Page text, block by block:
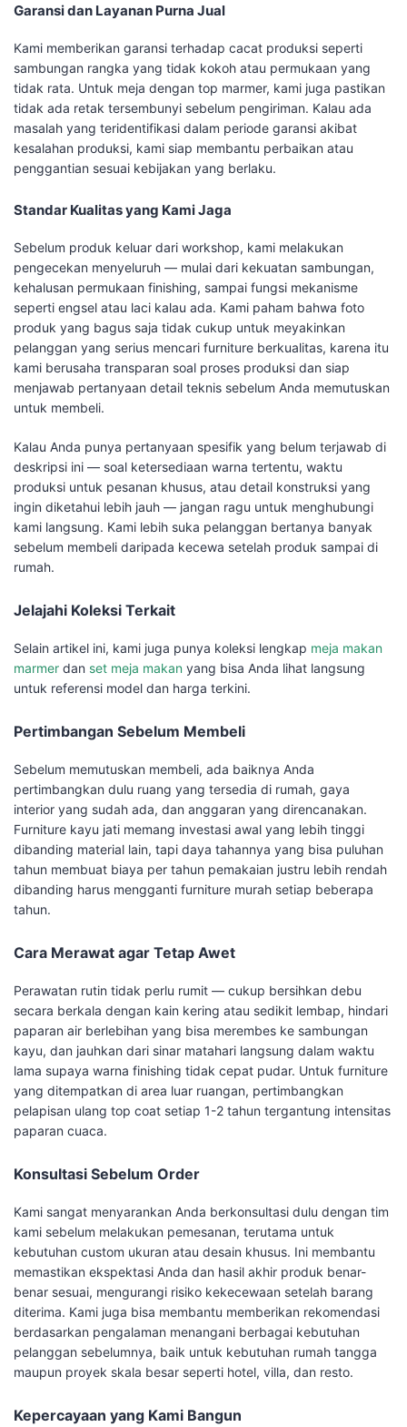
Garansi dan Layanan Purna Jual
Kami memberikan garansi terhadap cacat produksi seperti
sambungan rangka yang tidak kokoh atau permukaan yang
tidak rata. Untuk meja dengan top marmer, kami juga pastikan
tidak ada retak tersembunyi sebelum pengiriman. Kalau ada
masalah yang teridentifikasi dalam periode garansi akibat
kesalahan produksi, kami siap membantu perbaikan atau
penggantian sesuai kebijakan yang berlaku.
Standar Kualitas yang Kami Jaga
Sebelum produk keluar dari workshop, kami melakukan
pengecekan menyeluruh — mulai dari kekuatan sambungan,
kehalusan permukaan finishing, sampai fungsi mekanisme
seperti engsel atau laci kalau ada. Kami paham bahwa foto
produk yang bagus saja tidak cukup untuk meyakinkan
pelanggan yang serius mencari furniture berkualitas, karena itu
kami berusaha transparan soal proses produksi dan siap
menjawab pertanyaan detail teknis sebelum Anda memutuskan
untuk membeli.
Kalau Anda punya pertanyaan spesifik yang belum terjawab di
deskripsi ini — soal ketersediaan warna tertentu, waktu
produksi untuk pesanan khusus, atau detail konstruksi yang
ingin diketahui lebih jauh — jangan ragu untuk menghubungi
kami langsung. Kami lebih suka pelanggan bertanya banyak
sebelum membeli daripada kecewa setelah produk sampai di
rumah.
Jelajahi Koleksi Terkait
Selain artikel ini, kami juga punya koleksi lengkap meja makan
marmer dan set meja makan yang bisa Anda lihat langsung
untuk referensi model dan harga terkini.
Pertimbangan Sebelum Membeli
Sebelum memutuskan membeli, ada baiknya Anda
pertimbangkan dulu ruang yang tersedia di rumah, gaya
interior yang sudah ada, dan anggaran yang direncanakan.
Furniture kayu jati memang investasi awal yang lebih tinggi
dibanding material lain, tapi daya tahannya yang bisa puluhan
tahun membuat biaya per tahun pemakaian justru lebih rendah
dibanding harus mengganti furniture murah setiap beberapa
tahun.
Cara Merawat agar Tetap Awet
Perawatan rutin tidak perlu rumit — cukup bersihkan debu
secara berkala dengan kain kering atau sedikit lembap, hindari
paparan air berlebihan yang bisa merembes ke sambungan
kayu, dan jauhkan dari sinar matahari langsung dalam waktu
lama supaya warna finishing tidak cepat pudar. Untuk furniture
yang ditempatkan di area luar ruangan, pertimbangkan
pelapisan ulang top coat setiap 1-2 tahun tergantung intensitas
paparan cuaca.
Konsultasi Sebelum Order
Kami sangat menyarankan Anda berkonsultasi dulu dengan tim
kami sebelum melakukan pemesanan, terutama untuk
kebutuhan custom ukuran atau desain khusus. Ini membantu
memastikan ekspektasi Anda dan hasil akhir produk benar-
benar sesuai, mengurangi risiko kekecewaan setelah barang
diterima. Kami juga bisa membantu memberikan rekomendasi
berdasarkan pengalaman menangani berbagai kebutuhan
pelanggan sebelumnya, baik untuk kebutuhan rumah tangga
maupun proyek skala besar seperti hotel, villa, dan resto.
Kepercayaan yang Kami Bangun